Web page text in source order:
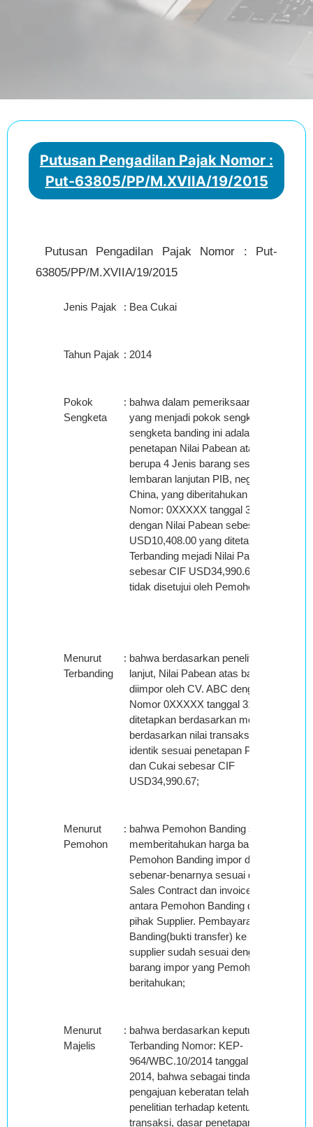
Putusan Pengadilan Pajak Nomor :
Put-63805/PP/M.XVIIA/19/2015
Putusan Pengadilan Pajak Nomor : Put-
63805/PP/M.XVIIA/19/2015
Jenis Pajak : Bea Cukai
Tahun Pajak : 2014
Pokok
Sengketa
: bahwa dalam pemeriksaan, terbukti
yang menjadi pokok sengketa dalam
sengketa banding ini adalah
penetapan Nilai Pabean atas importasi
berupa 4 Jenis barang sesuai
lembaran lanjutan PIB, negara asal
China, yang diberitahukan dalam PIB
Nomor: 0XXXXX tanggal 31 Mei 2014
dengan Nilai Pabean sebesar CIF
USD10,408.00 yang ditetapkan
Terbanding mejadi Nilai Pabean
sebesar CIF USD34,990.67 yang
tidak disetujui oleh Pemohon Banding;
Menurut
Terbanding
: bahwa berdasarkan penelitian lebih
lanjut, Nilai Pabean atas barang yang
diimpor oleh CV. ABC dengan PIB
Nomor 0XXXXX tanggal 31 Mei 2014
ditetapkan berdasarkan metode II
berdasarkan nilai transaksi barang
identik sesuai penetapan Pejabat Bea
dan Cukai sebesar CIF
USD34,990.67;
Menurut
Pemohon
: bahwa Pemohon Banding sudah
memberitahukan harga barang yang
Pemohon Banding impor dengan
sebenar-benarnya sesuai dengan
Sales Contract dan invoice disepakati
antara Pemohon Banding dengan
pihak Supplier. Pembayaran Pemohon
Banding(bukti transfer) ke pihak
supplier sudah sesuai dengan harga
barang impor yang Pemohon Banding
beritahukan;
Menurut
Majelis
: bahwa berdasarkan keputusan
Terbanding Nomor: KEP-
964/WBC.10/2014 tanggal 12 Agustus
2014, bahwa sebagai tindak lanjut
pengajuan keberatan telah dilakukan
penelitian terhadap ketentuan nilai
transaksi, dasar penetapan SPTNP